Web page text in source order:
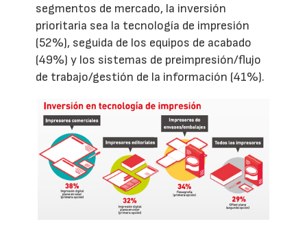
segmentos de mercado, la inversión
prioritaria sea la tecnología de impresión
(52%), seguida de los equipos de acabado
(49%) y los sistemas de preimpresión/flujo
de trabajo/gestión de la información (41%).